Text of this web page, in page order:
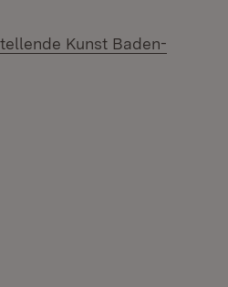
Kunst Baden-